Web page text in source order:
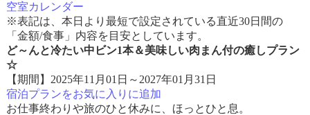
空室カレンダー
※表記は、本日より最短で設定されている直近30日間の
「金額/食事」内容を目安としています。
ど～んと冷たい中ビン1本＆美味しい肉まん付の癒しプラン
☆
【期間】2025年11月01日～2027年01月31日
宿泊プランをお気に入りに追加
お仕事終わりや旅のひと休みに、ほっとひと息。